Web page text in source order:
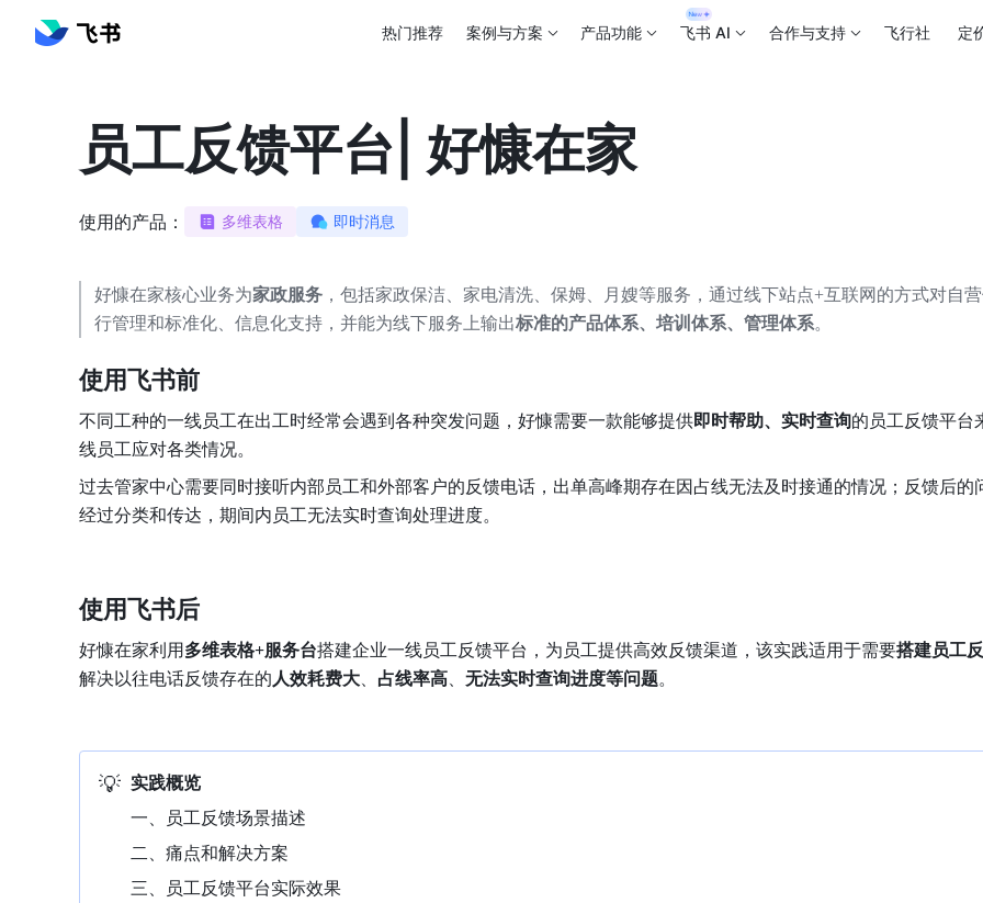
热门推荐 案例与方案 产品功能 飞书 AI 合作与支持 飞行社 定
员工反馈平台| 好慷在家
使用的产品： 多维表格 即时消息
好慷在家核心业务为家政服务 ，包括家政保洁、家电清洗、保姆、月嫂等服务，通过线下站点+互联网的方式对自
行管理和标准化、信息化支持，并能为线下服务上输出标准的产品体系、培训体系、管理体系。
使用飞书前
不同工种的一线员工在出工时经常会遇到各种突发问题，好慷需要一款能够提供即时帮助、实时查询的员工反馈平台
线员工应对各类情况。
过去管家中心需要同时接听内部员工和外部客户的反馈电话，出单高峰期存在因占线无法及时接通的情况；反馈后的
经过分类和传达，期间内员工无法实时查询处理进度。
使用飞书后
好慷在家利用 多维表格+服务台搭建企业一线员工反馈平台，为员工提供高效反馈渠道，该实践适用于需要搭建员工
解决以往电话反馈存在的 人效耗费大 占线率高 无法实时查询进度等问题。
💡 实践概览
一、员工反馈场景描述
二、痛点和解决方案
三、员工反馈平台实际效果